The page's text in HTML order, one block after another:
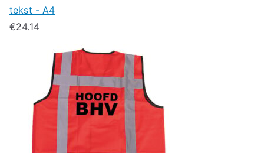
tekst - A4
€24.14